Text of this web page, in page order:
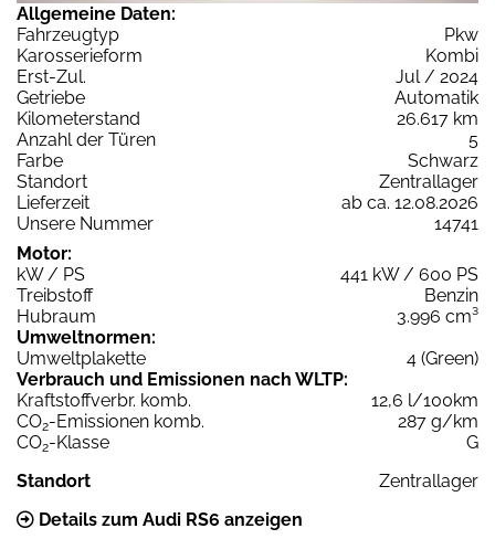
Allgemeine Daten:
Fahrzeugtyp
Pkw
Karosserieform
Kombi
Erst-Zul.
Jul / 2024
Getriebe
Automatik
Kilometerstand
26.617 km
Anzahl der Türen
5
Farbe
Schwarz
Standort
Zentrallager
Lieferzeit
ab ca. 12.08.2026
Unsere Nummer
14741
Motor:
kW / PS
441 kW / 600 PS
Treibstoff
Benzin
Hubraum
3.996 cm³
Umweltnormen:
Umweltplakette
4 (Green)
Verbrauch und Emissionen nach WLTP:
Kraftstoffverbr. komb.
12,6 l/100km
CO2-Emissionen komb.
287 g/km
CO2-Klasse
G
Standort
Zentrallager
Details zum Audi RS6 anzeigen